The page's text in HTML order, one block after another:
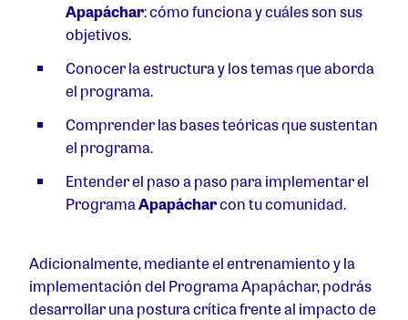
Apapáchar: cómo funciona y cuáles son sus
objetivos.
Conocer la estructura y los temas que aborda
el programa.
Comprender las bases teóricas que sustentan
el programa.
Entender el paso a paso para implementar el
ProgramaApapácharcon tu comunidad.
Adicionalmente, mediante el entrenamiento y la
implementación del Programa Apapáchar, podrás
desarrollar una postura crítica frente al impacto de